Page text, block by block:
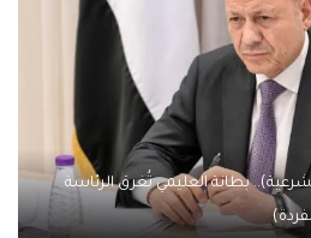
بطانة العليمي تُغرق الرئاسة